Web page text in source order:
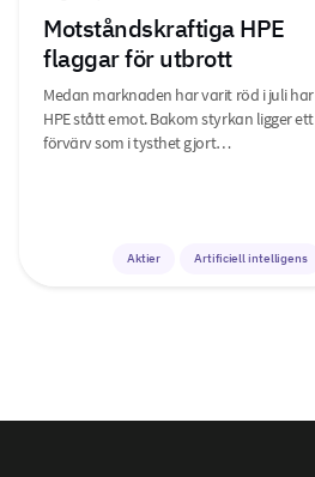
Motståndskraftiga HPE
flaggar för utbrott
Medan marknaden har varit röd i juli har
HPE stått emot. Bakom styrkan ligger ett
förvärv som i tysthet gjort…
Aktier Artificiell intelligens